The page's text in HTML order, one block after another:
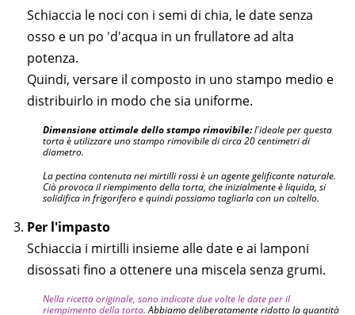
Schiaccia le noci con i semi di chia, le date senza
osso e un po 'd'acqua in un frullatore ad alta
potenza.
Quindi, versare il composto in uno stampo medio e
distribuirlo in modo che sia uniforme.
Dimensione ottimale dello stampo rimovibile:l'ideale per questa
torta è utilizzare uno stampo rimovibile di circa 20 centimetri di
diametro.
La pectina contenuta nei mirtilli rossi è un agente gelificante naturale.
Ciò provoca il riempimento della torta, che inizialmente è liquida, si
solidifica in frigorifero e quindi possiamo tagliarla con un coltello.
Per l'impasto
Schiaccia i mirtilli insieme alle date e ai lamponi
disossati fino a ottenere una miscela senza grumi.
Nella ricetta originale, sono indicate due volte le date per il
riempimento della torta.Abbiamo deliberatamente ridotto la quantità